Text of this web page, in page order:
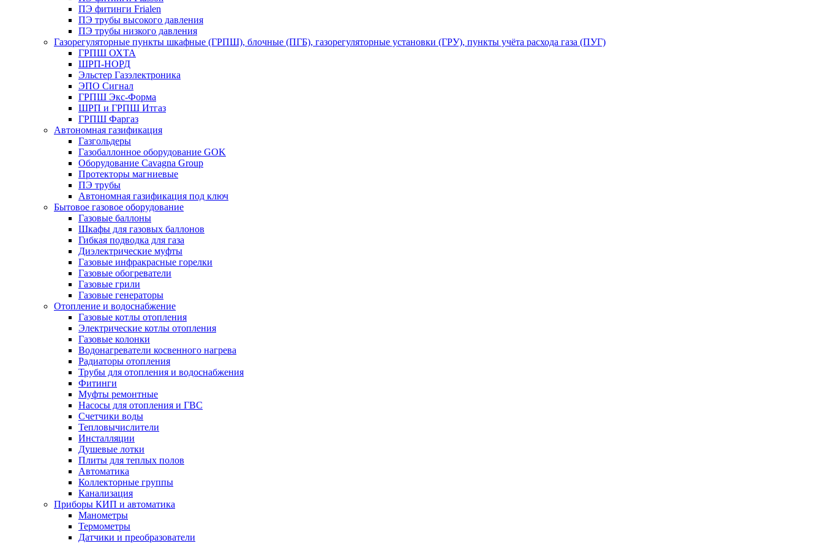
ПЭ фитинги Frialen
ПЭ трубы высокого давления
ПЭ трубы низкого давления
Газорегуляторные пункты шкафные (ГРПШ), блочные (ПГБ), газорегуляторные установки (ГРУ), пункты учёта расхода газа (ПУГ)
ГРПШ ОХТА
ШРП-НОРД
Эльстер Газэлектроника
ЭПО Сигнал
ГРПШ Экс-Форма
ШРП и ГРПШ Итгаз
ГРПШ Фаргаз
Автономная газификация
Газгольдеры
Газобаллонное оборудование GOK
Оборудование Cavagna Group
Протекторы магниевые
ПЭ трубы
Автономная газификация под ключ
Бытовое газовое оборудование
Газовые баллоны
Шкафы для газовых баллонов
Гибкая подводка для газа
Диэлектрические муфты
Газовые инфракрасные горелки
Газовые обогреватели
Газовые грили
Газовые генераторы
Отопление и водоснабжение
Газовые котлы отопления
Электрические котлы отопления
Газовые колонки
Водонагреватели косвенного нагрева
Радиаторы отопления
Трубы для отопления и водоснабжения
Фитинги
Муфты ремонтные
Насосы для отопления и ГВС
Счетчики воды
Тепловычислители
Инсталляции
Душевые лотки
Плиты для теплых полов
Автоматика
Коллекторные группы
Канализация
Приборы КИП и автоматика
Манометры
Термометры
Датчики и преобразователи